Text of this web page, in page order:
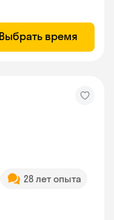
Выбрать время
28 лет опыта